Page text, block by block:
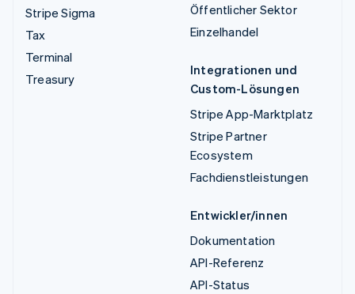
Stripe Sigma
Tax
Terminal
Treasury
Öffentlicher Sektor
Einzelhandel
Integrationen und
Custom-Lösungen
Stripe App-Marktplatz
Stripe Partner
Ecosystem
Fachdienstleistungen
Entwickler/innen
Dokumentation
API-Referenz
API-Status